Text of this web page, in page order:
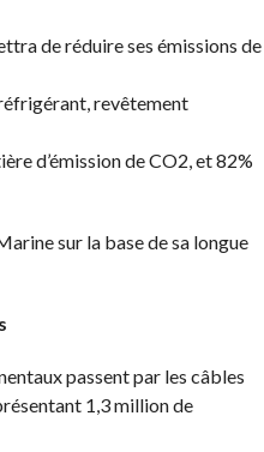
de réduire ses émissions de
revêtement
d’émission de CO2, et 82%
sur la base de sa longue
passent par les câbles
1,3 million de